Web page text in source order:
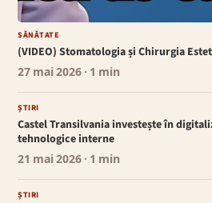
SĂNĂTATE
(VIDEO) Stomatologia și Chirurgia
27 mai 2026 · 1 min
ȘTIRI
Castel Transilvania investește în
tehnologice interne
21 mai 2026 · 1 min
ȘTIRI